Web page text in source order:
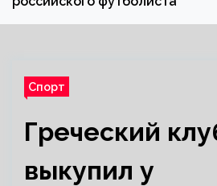
Спорт
Греческий
выкупил у